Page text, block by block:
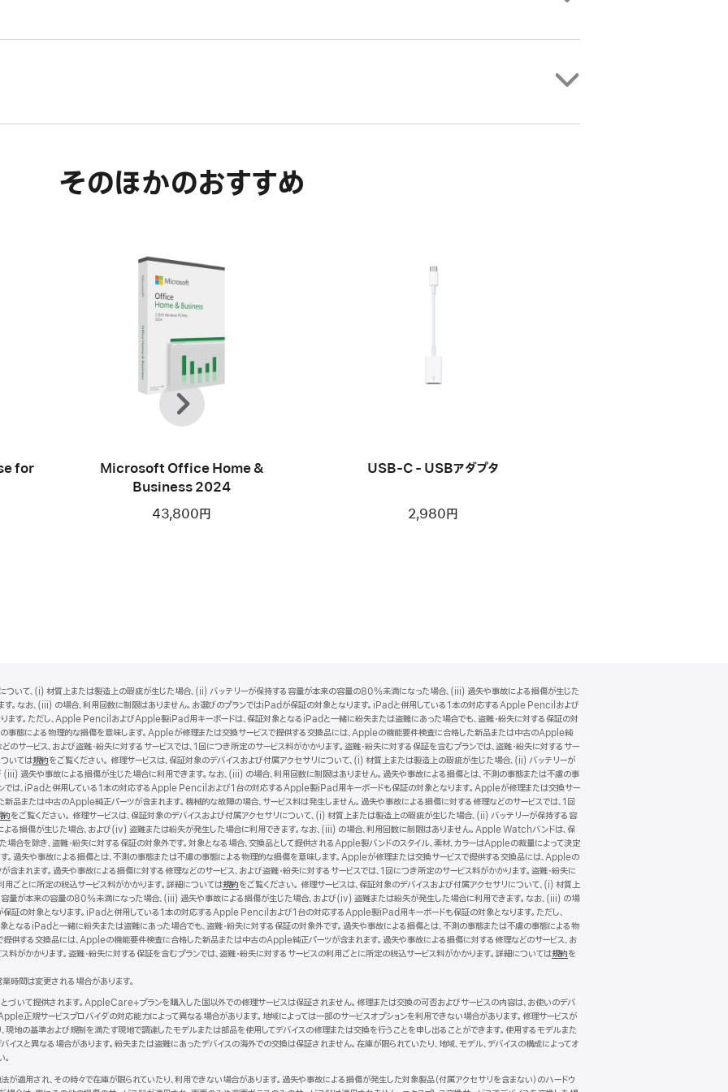
き
そのほかのおすすめ
for
Microsoft Office Home &
Business 2024
43,800円
USB-C - USBアダプタ
2,980円
前
へ
次
ついて、(i) 材質上または製造上の瑕疵が生じた場合、(ii) バッテリーが保持する容量が本来の容量の80%未満になった場合、(iii) 過失や事故による損傷が生じた
。なお、(iii) の場合、利用回数に制限はありません。お選びのプランではiPadが保証の対象となります。iPadと併用している1本の対応するApple Pencilおよび
す。ただし、Apple PencilおよびApple製iPad用キーボードは、保証対象となるiPadと一緒に紛失または盗難にあった場合でも、盗難・紛失に対する保証の対
の事態による物理的な損傷を意味します。Appleが修理または交換サービスで提供する交換品には、Appleの機能要件検査に合格した新品または中古のApple純
サービス、および盗難・紛失に対するサービスでは、1回につき所定のサービス料がかかります。盗難・紛失に対する保証を含むプランでは、盗難・紛失に対するサー
いては規約（新
規
ウ
イ
ン
ド
ウ
で
開
き
ま
す）
をご覧ください。 修理サービスは、保証対象のデバイスおよび付属アクセサリについて、(i) 材質上または製造上の瑕疵が生じた場合、(ii) バッテリーが
過失や事故による損傷が生じた場合に利用できます。なお、(iii) の場合、利用回数に制限はありません。過失や事故による損傷とは、不測の事態または不慮の事
では、iPadと併用している1本の対応するApple Pencilおよび1台の対応するApple製iPad用キーボードも保証の対象となります。Appleが修理または交換サー
品または中古のApple純正パーツが含まれます。機械的な故障の場合、サービス料は発生しません。過失や事故による損傷に対する修理などのサービスでは、1回
約（新
規
ウ
イ
ン
ド
ウ
で
開
き
ま
をご覧ください。 修理サービスは、保証対象のデバイスおよび付属アクセサリについて、(i) 材質上または製造上の瑕疵が生じた場合、(ii) バッテリーが保持する容
損傷が生じた場合、および(iv) 盗難または紛失が発生した場合に利用できます。なお、(iii) の場合、利用回数に制限はありません。Apple Watchバンドは、保
を除き、盗難・紛失に対する保証の対象外です。対象となる場合、交換品として提供されるApple製バンドのスタイル、素材、カラーはAppleの裁量によって決定
。過失や事故による損傷とは、不測の事態または不慮の事態による物理的な損傷を意味します。Appleが修理または交換サービスで提供する交換品には、Appleの
れます。過失や事故による損傷に対する修理などのサービス、および盗難・紛失に対するサービスでは、1回につき所定のサービス料がかかります。盗難・紛失に
用ごとに所定の税込サービス料がかかります。詳細については規約（新
規
ウ
イ
ン
ド
き
ま
す）
をご覧ください。 修理サービスは、保証対象のデバイスおよび付属アクセサリについて、(i) 材質上
量が本来の容量の80%未満になった場合、(iii) 過失や事故による損傷が生じた場合、および(iv) 盗難または紛失が発生した場合に利用できます。なお、(iii) の場
保証の対象となります。iPadと併用している1本の対応するApple Pencilおよび1台の対応するApple製iPad用キーボードも保証の対象となります。ただし、
るiPadと一緒に紛失または盗難にあった場合でも、盗難・紛失に対する保証の対象外です。過失や事故による損傷とは、不測の事態または不慮の事態による物
供する交換品には、Appleの機能要件検査に合格した新品または中古のApple純正パーツが含まれます。過失や事故による損傷に対する修理などのサービス、お
料がかかります。盗難・紛失に対する保証を含むプランでは、盗難・紛失に対するサービスの利用ごとに所定の税込サービス料がかかります。詳細については規約（新
ン
ド
ウ
で
き
を
時間は変更される場合があります。
いて提供されます。AppleCare+プランを購入した国以外での修理サービスは保証されません。修理または交換の可否およびサービスの内容は、お使いのデバ
正規サービスプロバイダの対応能力によって異なる場合があります。地域によっては一部のサービスオプションを利用できない場合があります。修理サービスが
地の基準および規制を満たす現地で調達したモデルまたは部品を使用してデバイスの修理または交換を行うことを申し出ることができます。使用するモデルまた
スと異なる場合があります。紛失または盗難にあったデバイスの海外での交換は保証されません。在庫が限られていたり、地域、モデル、デバイスの構成によってオ
が適用され、その時々で在庫が限られていたり、利用できない場合があります。過失や事故による損傷が発生した対象製品（付属アクセサリを含まない）のハードウ